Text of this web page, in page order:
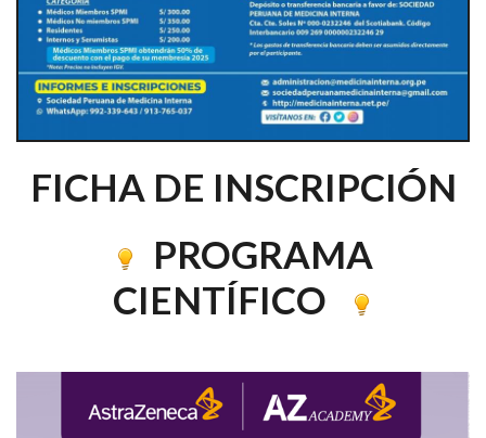
FICHA DE INSCRIPCIÓN
PROGRAMA
CIENTÍFICO